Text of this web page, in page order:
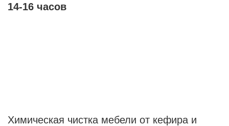
14-16 часов
Химическая чистка мебели от кефира и